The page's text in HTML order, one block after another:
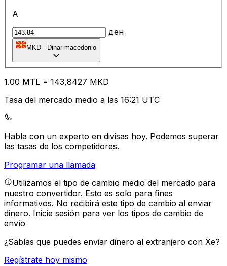
A
ден
MKD - Dinar macedonio
1.00 MTL = 143,8427 MKD
Tasa del mercado medio a las 16:21 UTC
Habla con un experto en divisas hoy. Podemos superar
las tasas de los competidores.
Programar una llamada
Utilizamos el tipo de cambio medio del mercado para
nuestro convertidor. Esto es solo para fines
informativos. No recibirá este tipo de cambio al enviar
dinero. Inicie sesión para ver los tipos de cambio de
envío
¿Sabías que puedes enviar dinero al extranjero con Xe?
Regístrate hoy mismo